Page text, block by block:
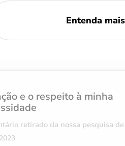
Entenda
e o respeito à minha
retirado da nossa pesquisa